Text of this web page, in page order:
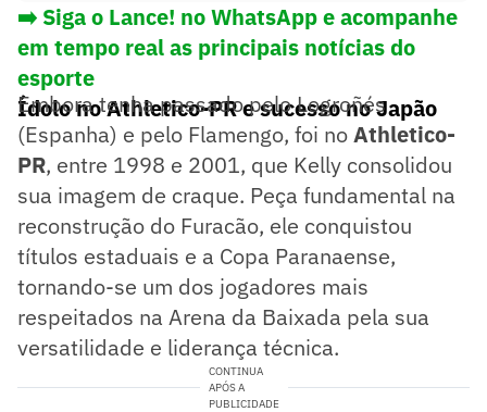
➡️ Siga o Lance! no WhatsApp e acompanhe
em tempo real as principais notícias do
esporte
Ídolo no Athletico-PR e sucesso no Japão
Embora tenha passado pelo Logroñés
(Espanha) e pelo Flamengo, foi noAthletico-
PR, entre 1998 e 2001, que Kelly consolidou
sua imagem de craque. Peça fundamental na
reconstrução do Furacão, ele conquistou
títulos estaduais e a Copa Paranaense,
tornando-se um dos jogadores mais
respeitados na Arena da Baixada pela sua
versatilidade e liderança técnica.
CONTINUA
APÓS A
PUBLICIDADE